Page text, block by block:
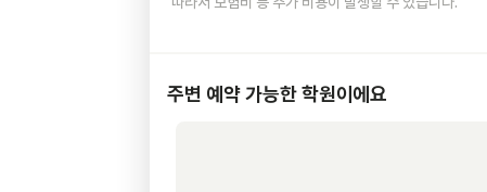
주변 예약 가능한 학원이에요